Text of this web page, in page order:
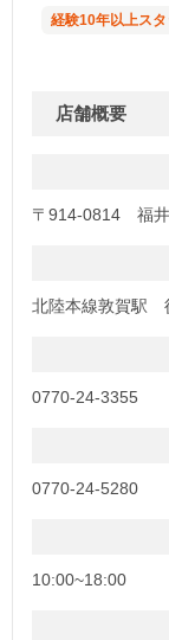
経験10年以上ス
店舗概要
〒914-0814 福井
北陸本線敦賀駅
0770-24-3355
0770-24-5280
10:00~18:00